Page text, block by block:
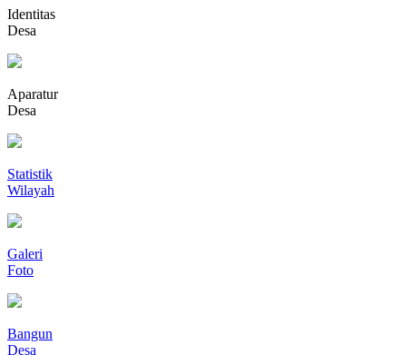
Identitas
Desa
Aparatur
Desa
Statistik
Wilayah
Galeri
Foto
Bangun
Desa